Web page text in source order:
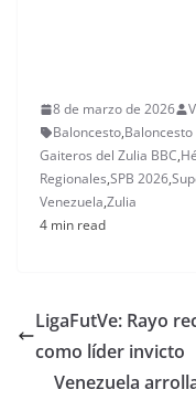
8 de marzo de 2026
Baloncesto,
Gaiteros del Zulia BBC,
Regionales,SPB 2026,
Venezuela,Zulia
4 min read
LigaFutVe: Rayo
como líder invicto
Venezuela